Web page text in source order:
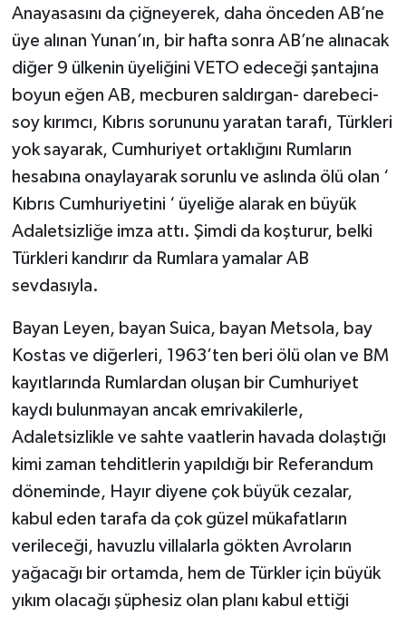
Anayasasını da çiğneyerek, daha önceden AB’ne
üye alınan Yunan’ın, bir hafta sonra AB’ne alınacak
diğer 9 ülkenin üyeliğini VETO edeceği şantajına
boyun eğen AB, mecburen saldırgan- darebeci-
soy kırımcı, Kıbrıs sorununu yaratan tarafı, Türkleri
yok sayarak, Cumhuriyet ortaklığını Rumların
hesabına onaylayarak sorunlu ve aslında ölü olan ‘
Kıbrıs Cumhuriyetini ‘ üyeliğe alarak en büyük
Adaletsizliğe imza attı. Şimdi da koşturur, belki
Türkleri kandırır da Rumlara yamalar AB
sevdasıyla.
Bayan Leyen, bayan Suica, bayan Metsola, bay
Kostas ve diğerleri, 1963’ten beri ölü olan ve BM
kayıtlarında Rumlardan oluşan bir Cumhuriyet
kaydı bulunmayan ancak emrivakilerle,
Adaletsizlikle ve sahte vaatlerin havada dolaştığı
kimi zaman tehditlerin yapıldığı bir Referandum
döneminde, Hayır diyene çok büyük cezalar,
kabul eden tarafa da çok güzel mükafatların
verileceği, havuzlu villalarla gökten Avroların
yağacağı bir ortamda, hem de Türkler için büyük
yıkım olacağı şüphesiz olan planı kabul ettiği